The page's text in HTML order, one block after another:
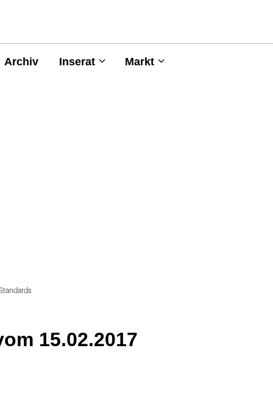
Archiv Inserat Markt
15.02.2017